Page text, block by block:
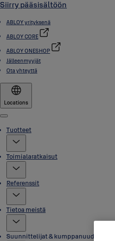
Siirry pääsisältöön
ABLOY yrityksenä
ABLOY CORE
ABLOY ONESHOP
Jälleenmyyjät
Ota yhteyttä
Locations
Menu
Tuotteet
Toimialaratkaisut
Referenssit
Tietoa meistä
Suunnittelijat & kumppanuudet